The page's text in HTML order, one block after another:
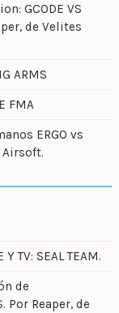
GCODE VS
de Velites
ARMS
FMA
ERGO vs
Airsoft.
Y TV: SEAL TEAM.
de
Por Reaper, de